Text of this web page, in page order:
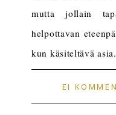
mutta jollain
helpottavan
kun käsiteltävä
EI